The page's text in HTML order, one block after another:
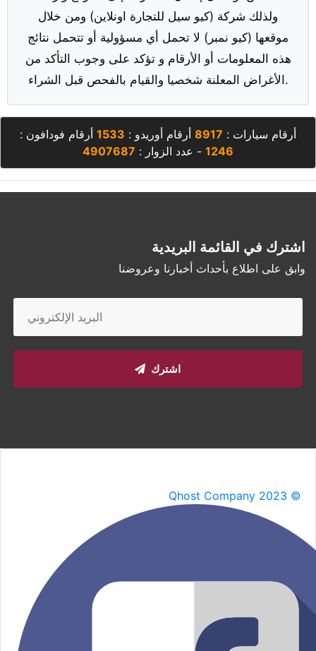
ولذلك شركة (كيو سيل للتجارة اونلاين) ومن خلال
موقعها (كيو نمبر) لا تحمل أي مسؤولية أو تتحمل نتائج
هذه المعلومات أو الأرقام و تؤكد على وجوب التأكد من
الأغراض المعلنة شخصيا والقيام بالفحص قبل الشراء.
أرقام سيارات : 8917 أرقام أوريدو : 1533 أرقام فودافون :
1246 - عدد الزوار : 4907687
اشترك في القائمة البريدية
وابق على اطلاع بأحداث أخبارنا وعروضنا
اشترك
Qhost Company 2023 ©